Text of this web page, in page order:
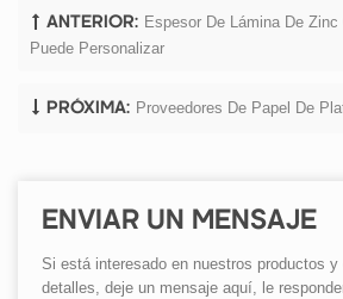
ANTERIOR: Espesor De Lámina De
Puede Personalizar
PRÓXIMA: Proveedores De Papel De
ENVIAR UN MENSAJE
Si está interesado en nuestros productos
detalles, deje un mensaje aquí, le